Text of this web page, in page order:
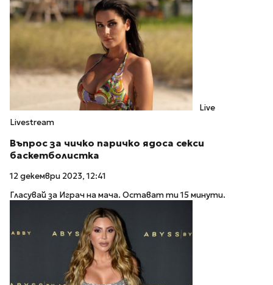
Live
Livestream
Въпрос за чичко паричко ядоса секси
баскетболистка
12 декември 2023, 12:41
Гласувай за Играч на мача. Остават ти 15 минути.